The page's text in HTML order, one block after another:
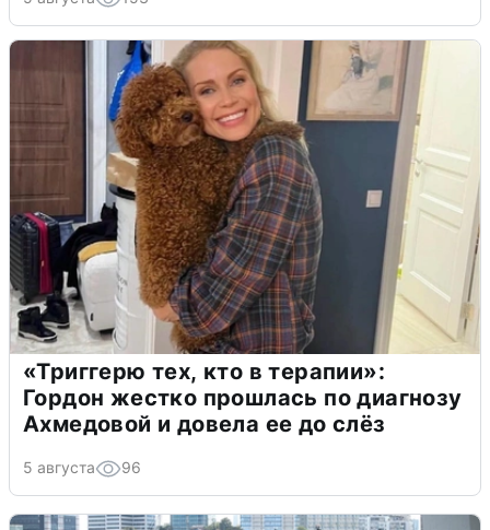
«Триггерю тех, кто в терапии»:
Гордон жестко прошлась по диагнозу
Ахмедовой и довела ее до слёз
5 августа 96